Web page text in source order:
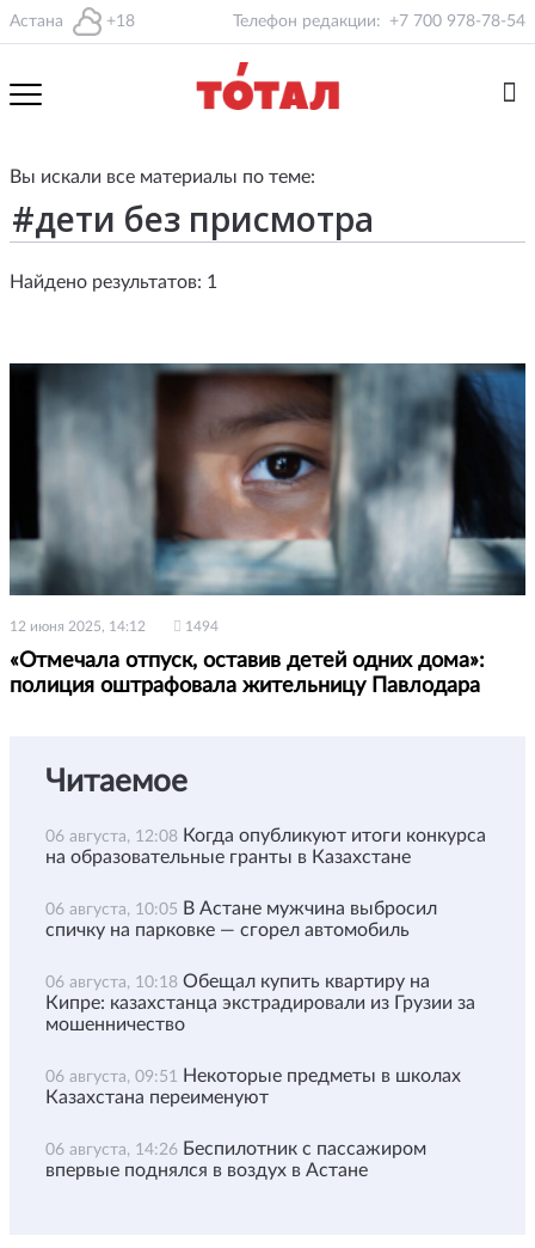
Астана +18 Телефон редакции: +7 700 978-78-54
Вы искали все материалы по теме:
Найдено результатов: 1
12 июня 2025, 14:12 1494
«Отмечала отпуск, оставив детей одних дома»:
полиция оштрафовала жительницу Павлодара
Читаемое
06 августа, 12:08 Когда опубликуют итоги конкурса
на образовательные гранты в Казахстане
06 августа, 10:05 В Астане мужчина выбросил
спичку на парковке — сгорел автомобиль
06 августа, 10:18 Обещал купить квартиру на
Кипре: казахстанца экстрадировали из Грузии за
мошенничество
06 августа, 09:51 Некоторые предметы в школах
Казахстана переименуют
06 августа, 14:26 Беспилотник с пассажиром
впервые поднялся в воздух в Астане